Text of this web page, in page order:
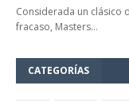
Considerada un clásico
fracaso, Masters…
CATEGORÍAS